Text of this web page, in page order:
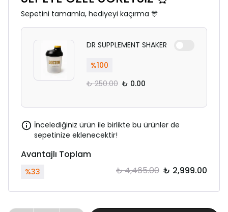
Sepetini tamamla, hediyeyi kaçırma 🎊
DR SUPPLEMENT SHAKER
%100
₺ 250.00 ₺ 0.00
İncelediğiniz ürün ile birlikte bu ürünler de
sepetinize eklenecektir!
Avantajlı Toplam
%33 ₺ 4,465.00 ₺ 2,999.00